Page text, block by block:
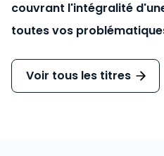
couvrant l'intégralité
toutes vos
Voir tous les titres